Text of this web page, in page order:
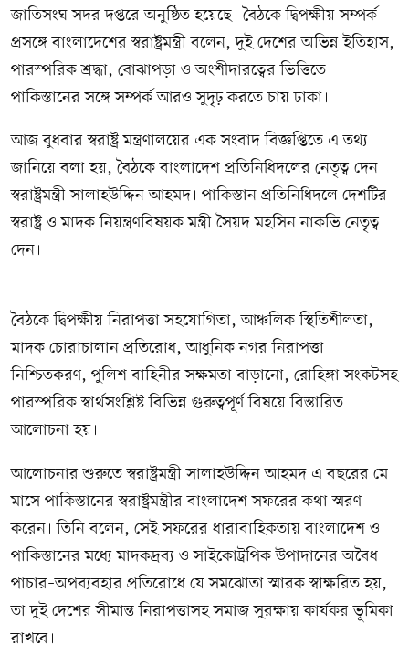
জাতিসংঘ সদর দপ্তরে অনুষ্ঠিত হয়েছে। বৈঠকে দ্বিপক্ষীয় সম্পর্ক
প্রসঙ্গে বাংলাদেশের স্বরাষ্ট্রমন্ত্রী বলেন, দুই দেশের অভিন্ন ইতিহাস,
পারস্পরিক শ্রদ্ধা, বোঝাপড়া ও অংশীদারত্বের ভিত্তিতে
পাকিস্তানের সঙ্গে সম্পর্ক আরও সুদৃঢ় করতে চায় ঢাকা।
আজ বুধবার স্বরাষ্ট্র মন্ত্রণালয়ের এক সংবাদ বিজ্ঞপ্তিতে এ তথ্য
জানিয়ে বলা হয়, বৈঠকে বাংলাদেশ প্রতিনিধিদলের নেতৃত্ব দেন
স্বরাষ্ট্রমন্ত্রী সালাহউদ্দিন আহমদ। পাকিস্তান প্রতিনিধিদলে দেশটির
স্বরাষ্ট্র ও মাদক নিয়ন্ত্রণবিষয়ক মন্ত্রী সৈয়দ মহসিন নাকভি নেতৃত্ব
দেন।
বৈঠকে দ্বিপক্ষীয় নিরাপত্তা সহযোগিতা, আঞ্চলিক স্থিতিশীলতা,
মাদক চোরাচালান প্রতিরোধ, আধুনিক নগর নিরাপত্তা
নিশ্চিতকরণ, পুলিশ বাহিনীর সক্ষমতা বাড়ানো, রোহিঙ্গা সংকটসহ
পারস্পরিক স্বার্থসংশ্লিষ্ট বিভিন্ন গুরুত্বপূর্ণ বিষয়ে বিস্তারিত
আলোচনা হয়।
আলোচনার শুরুতে স্বরাষ্ট্রমন্ত্রী সালাহউদ্দিন আহমদ এ বছরের মে
মাসে পাকিস্তানের স্বরাষ্ট্রমন্ত্রীর বাংলাদেশ সফরের কথা স্মরণ
করেন। তিনি বলেন, সেই সফরের ধারাবাহিকতায় বাংলাদেশ ও
পাকিস্তানের মধ্যে মাদকদ্রব্য ও সাইকোট্রপিক উপাদানের অবৈধ
পাচার–অপব্যবহার প্রতিরোধে যে সমঝোতা স্মারক স্বাক্ষরিত হয়,
তা দুই দেশের সীমান্ত নিরাপত্তাসহ সমাজ সুরক্ষায় কার্যকর ভূমিকা
রাখবে।